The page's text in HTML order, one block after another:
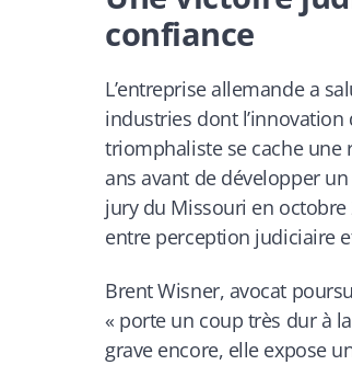
confiance
L’entreprise allemande a
industries dont
triomphaliste se cache une
ans avant de développer
jury du Missouri en
entre perception judiciaire
Brent Wisner, avocat
« porte un coup très dur à
grave encore, elle expose